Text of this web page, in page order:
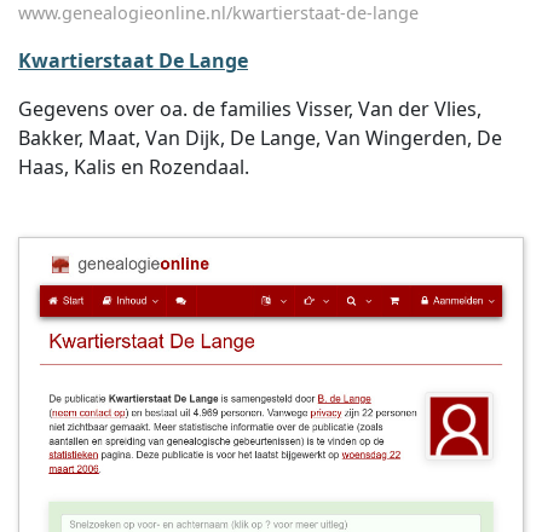
www.genealogieonline.nl/kwartierstaat-de-lange
Kwartierstaat De Lange
Gegevens over oa. de families Visser, Van der Vlies,
Bakker, Maat, Van Dijk, De Lange, Van Wingerden, De
Haas, Kalis en Rozendaal.